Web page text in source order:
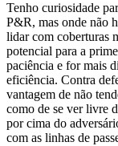
Tenho curiosidade
P&R, mas onde não
lidar com coberturas
potencial para a
paciência e for mais
eficiência. Contra
vantagem de não
como de se ver livre
por cima do
com as linhas de